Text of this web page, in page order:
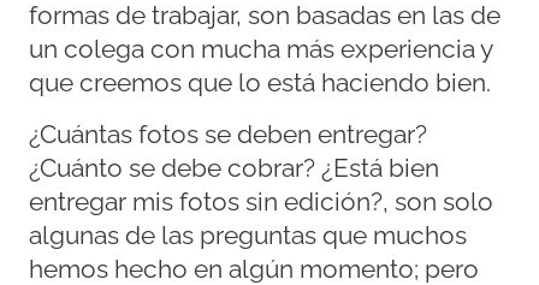
formas de trabajar, son basadas en las de
un colega con mucha más experiencia y
que creemos que lo está haciendo bien.
¿Cuántas fotos se deben entregar?
¿Cuánto se debe cobrar? ¿Está bien
entregar mis fotos sin edición?, son solo
algunas de las preguntas que muchos
hemos hecho en algún momento; pero